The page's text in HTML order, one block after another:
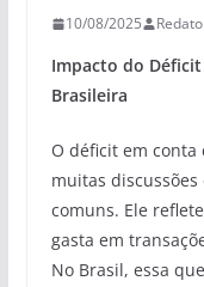
10/08/2025
Impacto do
Brasileira
O déficit em
muitas
comuns. Ele
gasta em
No Brasil, essa